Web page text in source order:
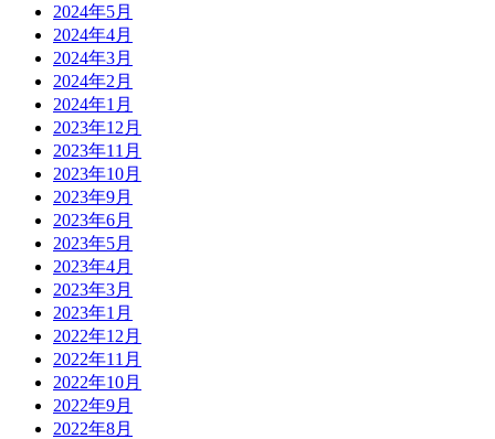
2024年5月
2024年4月
2024年3月
2024年2月
2024年1月
2023年12月
2023年11月
2023年10月
2023年9月
2023年6月
2023年5月
2023年4月
2023年3月
2023年1月
2022年12月
2022年11月
2022年10月
2022年9月
2022年8月